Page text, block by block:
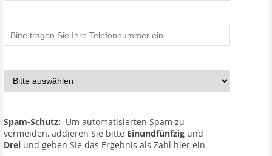
Spam-Schutz: Um automatisierten Spam zu
vermeiden, addieren Sie bitte Einundfünfzig und
Drei und geben Sie das Ergebnis als Zahl hier ein